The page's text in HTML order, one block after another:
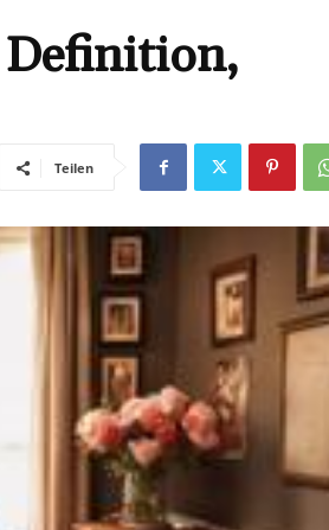
Definition,
Teilen